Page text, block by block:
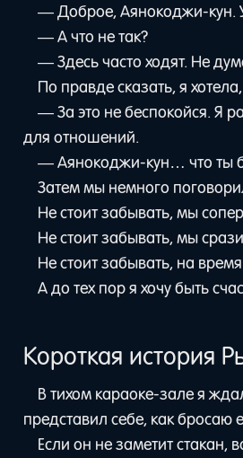
— Доброе, Аянокоджи-кун.
— А что не так?
— Здесь часто ходят. Не
По правде сказать, я
— За это не беспокойся. Я
для отношений.
— Аянокоджи-кун… что ты
Затем мы немного
Не стоит забывать, мы
Не стоит забывать, мы
Не стоит забывать, на
А до тех пор я хочу быть
Короткая история
В тихом караоке-зале я
представил себе, как бросаю
Если он не заметит стакан,